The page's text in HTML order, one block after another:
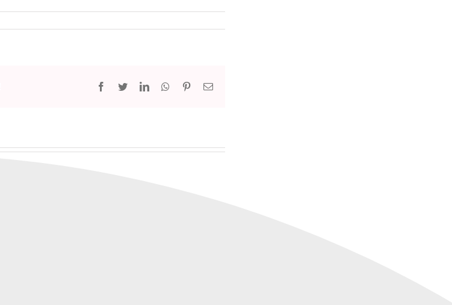
Facebook
TwitterLinkedInWhatsappPinterestEmail